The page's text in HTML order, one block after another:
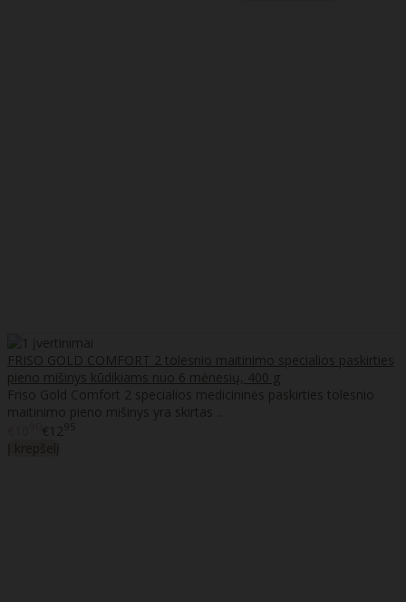
FRISO GOLD COMFORT 2 tolesnio maitinimo specialios paskirties
pieno mišinys kūdikiams nuo 6 mėnesių, 400 g
Friso Gold Comfort 2 specialios medicininės paskirties tolesnio
maitinimo pieno mišinys yra skirtas ..
€1295